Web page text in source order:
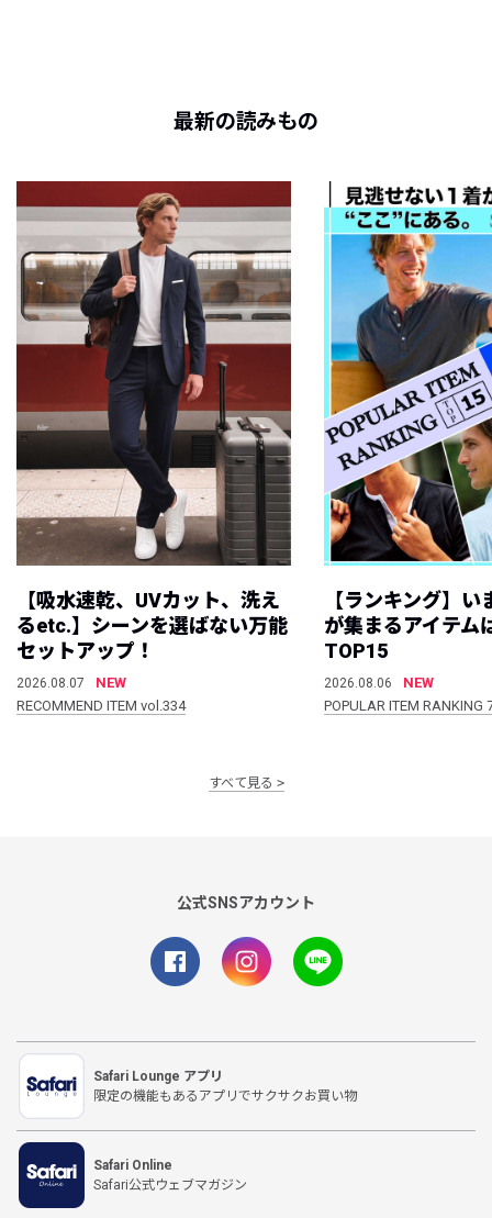
最新の読みもの
【吸水速乾、UVカット、洗え
るetc.】シーンを選ばない万能
セットアップ！
2026.08.07
NEW
RECOMMEND ITEM vol.334
【ランキング】
が集まるアイテム
TOP15
2026.08.06
NEW
POPULAR ITEM
すべて見る
公式SNSアカウント
Safari Lounge アプリ
限定の機能もあるアプリでサクサクお買い物
Safari Online
Safari公式ウェブマガジン